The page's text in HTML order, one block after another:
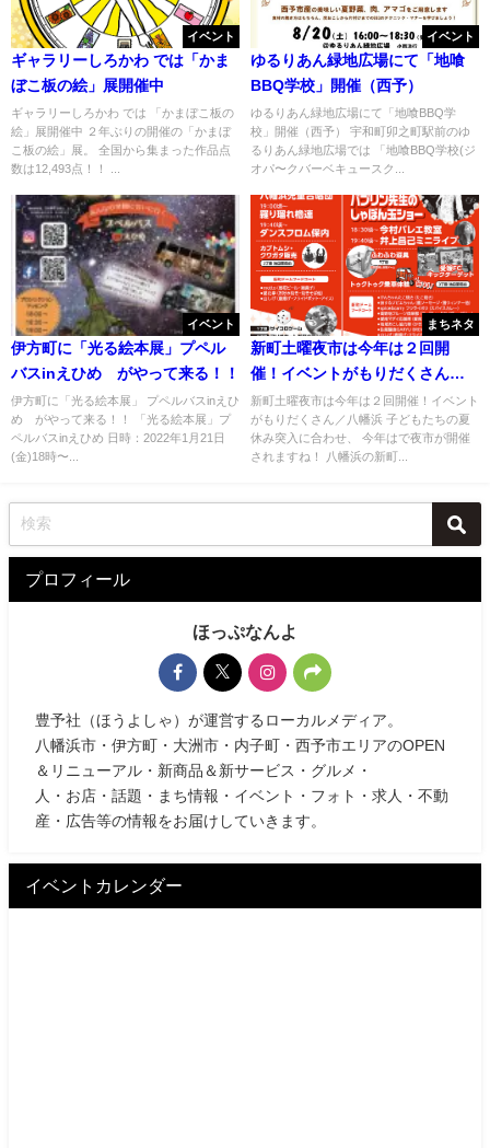
イベント
ギャラリーしろかわ では「かま
ぼこ板の絵」展開催中
ギャラリーしろかわ では 「かまぼこ板の
絵」展開催中 ２年ぶりの開催の「かまぼ
こ板の絵」展。 全国から集まった作品点
数は12,493点！！ ...
イベント
ゆるりあん緑地広場にて「地喰
BBQ学校」開催（西予）
ゆるりあん緑地広場にて「地喰BBQ学
校」開催（西予） 宇和町卯之町駅前のゆ
るりあん緑地広場では 「地喰BBQ学校(ジ
オパ〜クバーベキュースク...
イベント
伊方町に「光る絵本展」プペル
バスinえひめ がやって来る！！
伊方町に「光る絵本展」 プペルバスinえひ
め がやって来る！！ 「光る絵本展」プ
ペルバスinえひめ 日時：2022年1月21日
(金)18時〜...
まちネタ
新町土曜夜市は今年は２回開
催！イベントがもりだくさん／
八幡浜
新町土曜夜市は今年は２回開催！イベント
がもりだくさん／八幡浜 子どもたちの夏
休み突入に合わせ、 今年はで夜市が開催
されますね！ 八幡浜の新町...
プロフィール
ほっぷなんよ
豊予社（ほうよしゃ）が運営するローカルメディア。
八幡浜市・伊方町・大洲市・内子町・西予市エリアのOPEN
＆リニューアル・新商品＆新サービス・グルメ・
人・お店・話題・まち情報・イベント・フォト・求人・不動
産・広告等の情報をお届けしていきます。
イベントカレンダー